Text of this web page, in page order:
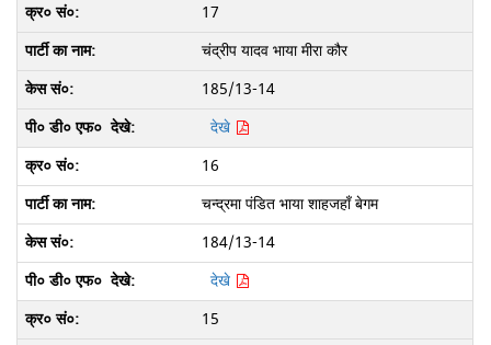
17
चंद्रीप यादव भाया मीरा कौर
185/13-14
देखे
16
चन्द्रमा पंडित भाया शाहजहाँ बेगम
184/13-14
देखे
15